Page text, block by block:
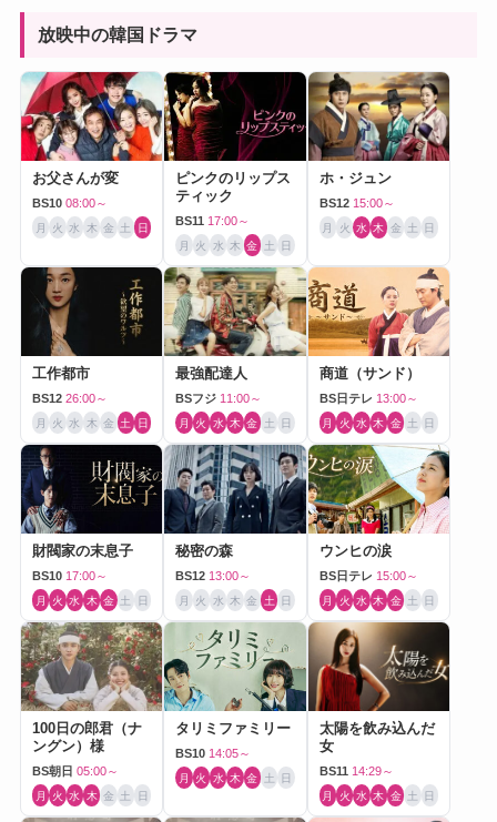
放映中の韓国ドラマ
お父さんが変
BS10 08:00～
月 火 水 木 金 土 日
ピンクのリップス
ティック
BS11 17:00～
月 火 水 木 金 土 日
ホ・ジュン
BS12 15:00～
月 火 水 木 金 土 日
工作都市
BS12 26:00～
月 火 水 木 金 土 日
最強配達人
BSフジ 11:00～
月 火 水 木 金 土 日
商道（サンド）
BS日テレ 13:00～
月 火 水 木 金 土 日
財閥家の末息子
BS10 17:00～
月 火 水 木 金 土 日
秘密の森
BS12 13:00～
月 火 水 木 金 土 日
ウンヒの涙
BS日テレ 15:00～
月 火 水 木 金 土 日
100日の郎君（ナ
ングン）様
BS朝日 05:00～
月 火 水 木 金 土 日
タリミファミリー
BS10 14:05～
月 火 水 木 金 土 日
太陽を飲み込んだ
女
BS11 14:29～
月 火 水 木 金 土 日